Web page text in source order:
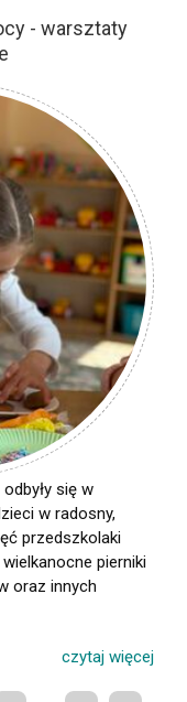
- warsztaty
się w
w radosny,
przedszkolaki
pierniki
oraz innych